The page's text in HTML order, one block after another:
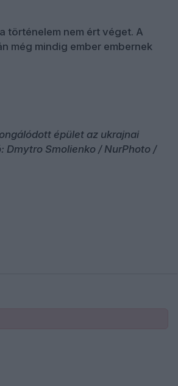
történelem nem ért véget. A
még mindig ember embernek
épület az ukrajnai
Dmytro Smolienko / NurPhoto /